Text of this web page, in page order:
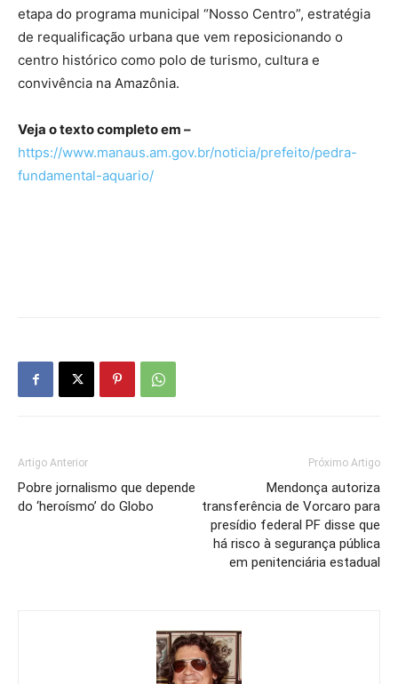
etapa do programa municipal “Nosso Centro”, estratégia
de requalificação urbana que vem reposicionando o
centro histórico como polo de turismo, cultura e
convivência na Amazônia.
Veja o texto completo em –
https://www.manaus.am.gov.br/noticia/prefeito/pedra-
fundamental-aquario/
Artigo Anterior
Pobre jornalismo que depende
do ‘heroísmo’ do Globo
Próximo Artigo
Mendonça autoriza
transferência de Vorcaro para
presídio federal PF disse que
há risco à segurança pública
em penitenciária estadual